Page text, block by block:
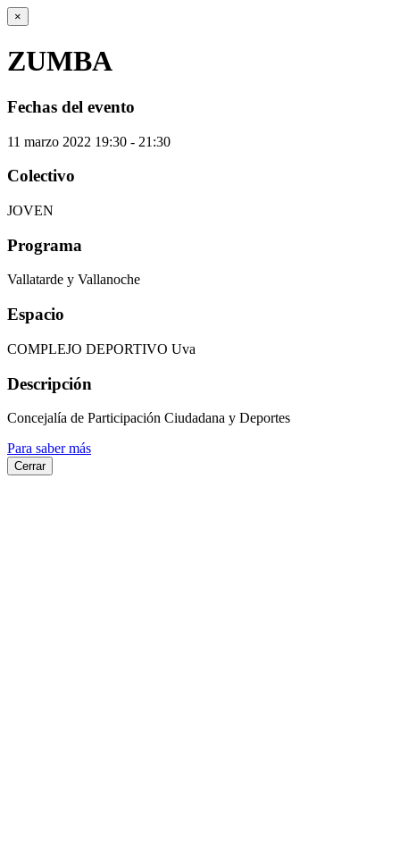
×
ZUMBA
Fechas del evento
11 marzo 2022 19:30 - 21:30
Colectivo
JOVEN
Programa
Vallatarde y Vallanoche
Espacio
COMPLEJO DEPORTIVO Uva
Descripción
Concejalía de Participación Ciudadana y Deportes
Para saber más
Cerrar